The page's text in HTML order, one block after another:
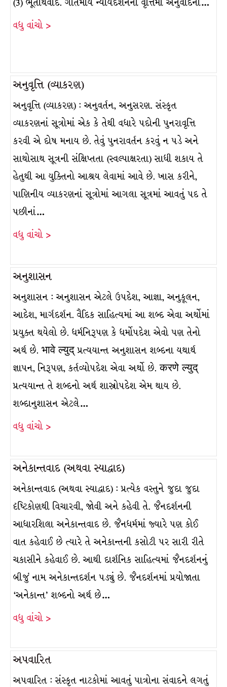
(3) ભૂતાર્થવાદ. ગૌતમીય ન્યાયદર્શનની વૃત્તિમાં અનુવાદના…
વધુ વાંચો >
અનુવૃત્તિ (વ્યાકરણ)
અનુવૃત્તિ (વ્યાકરણ) : અનુવર્તન, અનુસરણ. સંસ્કૃત
વ્યાકરણનાં સૂત્રોમાં એક કે તેથી વધારે પદોની પુનરાવૃત્તિ
કરવી એ દોષ મનાય છે. તેવું પુનરાવર્તન કરવું ન પડે અને
સાથોસાથ સૂત્રની સંક્ષિપ્તતા (સ્વલ્પાક્ષરતા) સાધી શકાય તે
હેતુથી આ યુક્તિનો આશ્રય લેવામાં આવે છે. ખાસ કરીને,
પાણિનીય વ્યાકરણનાં સૂત્રોમાં આગલા સૂત્રમાં આવતું પદ તે
પછીનાં…
વધુ વાંચો >
અનુશાસન
અનુશાસન : અનુશાસન એટલે ઉપદેશ, આજ્ઞા, અનુકૂલન,
આદેશ, માર્ગદર્શન. વૈદિક સાહિત્યમાં આ શબ્દ એવા અર્થોમાં
પ્રયુક્ત થયેલો છે. ધર્મનિરૂપણ કે ધર્મોપદેશ એવો પણ તેનો
અર્થ છે. भावे ल्युद् પ્રત્યયાન્ત અનુશાસન શબ્દના યથાર્થ
જ્ઞાપન, નિરૂપણ, કર્તવ્યોપદેશ એવા અર્થો છે. करणे ल्युद्
પ્રત્યયાન્ત તે શબ્દનો અર્થ શાસ્ત્રોપદેશ એમ થાય છે.
શબ્દાનુશાસન એટલે…
વધુ વાંચો >
અનેકાન્તવાદ (અથવા સ્યાદ્વાદ)
અનેકાન્તવાદ (અથવા સ્યાદ્વાદ) : પ્રત્યેક વસ્તુને જુદા જુદા
દૃષ્ટિકોણથી વિચારવી, જોવી અને કહેવી તે. જૈનદર્શનની
આધારશિલા અનેકાન્તવાદ છે. જૈનધર્મમાં જ્યારે પણ કોઈ
વાત કહેવાઈ છે ત્યારે તે અનેકાન્તની કસોટી પર સારી રીતે
ચકાસીને કહેવાઈ છે. આથી દાર્શનિક સાહિત્યમાં જૈનદર્શનનું
બીજું નામ અનેકાન્તદર્શન પડ્યું છે. જૈનદર્શનમાં પ્રયોજાતા
‘અનેકાન્ત’ શબ્દનો અર્થ છે…
વધુ વાંચો >
અપવારિત
અપવારિત : સંસ્કૃત નાટકોમાં આવતું પાત્રોના સંવાદને લગતું